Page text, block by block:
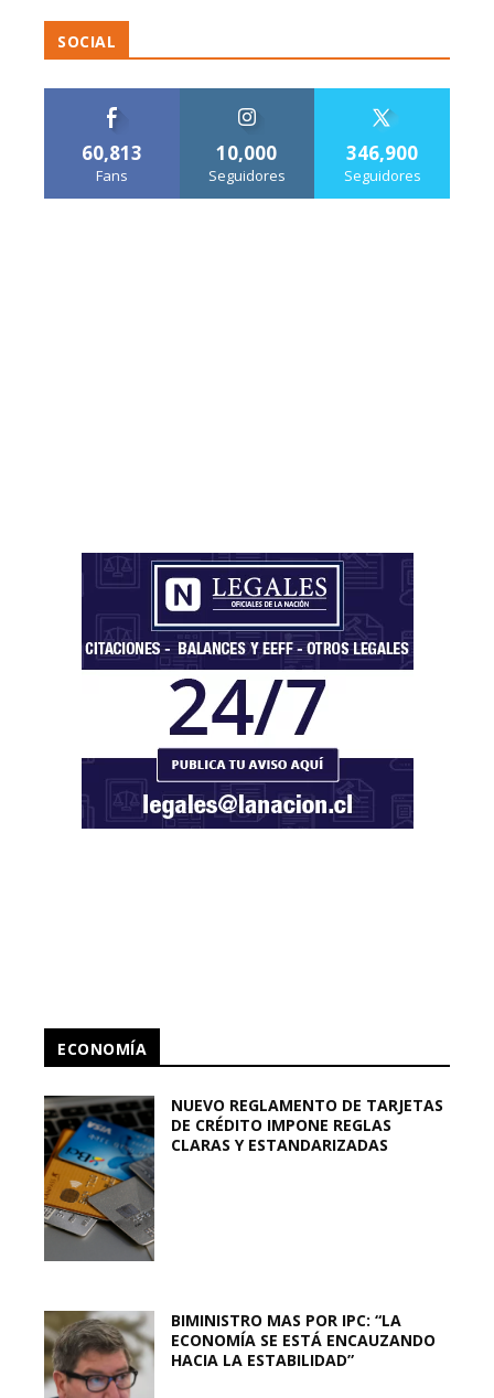
SOCIAL
60,813
Fans
10,000
Seguidores
346,900
Seguidores
ECONOMÍA
NUEVO REGLAMENTO DE TARJETAS
DE CRÉDITO IMPONE REGLAS
CLARAS Y ESTANDARIZADAS
BIMINISTRO MAS POR IPC: “LA
ECONOMÍA SE ESTÁ ENCAUZANDO
HACIA LA ESTABILIDAD”